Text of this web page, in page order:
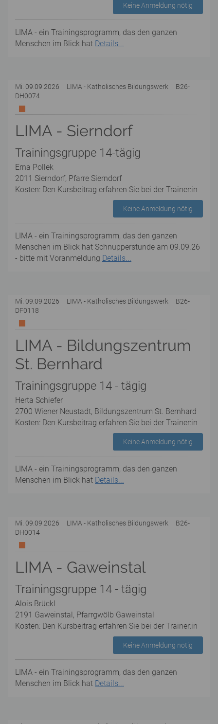
Keine Anmeldung nötig
LIMA - ein Trainingsprogramm, das den ganzen
Menschen im Blick hat Details...
Mi. 09.09.2026 | LIMA - Katholisches Bildungswerk | B26-
DH0074
LIMA - Sierndorf
Trainingsgruppe 14-tägig
Erna Pollek
2011 Sierndorf, Pfarre Sierndorf
Kosten: Den Kursbeitrag erfahren Sie bei der Trainer:in
Keine Anmeldung nötig
LIMA - ein Trainingsprogramm, das den ganzen
Menschen im Blick hat Schnupperstunde am 09.09.26
- bitte mit Voranmeldung Details...
Mi. 09.09.2026 | LIMA - Katholisches Bildungswerk | B26-
DF0118
LIMA - Bildungszentrum
St. Bernhard
Trainingsgruppe 14 - tägig
Herta Schiefer
2700 Wiener Neustadt, Bildungszentrum St. Bernhard
Kosten: Den Kursbeitrag erfahren Sie bei der Trainer:in
Keine Anmeldung nötig
LIMA - ein Trainingsprogramm, das den ganzen
Menschen im Blick hat Details...
Mi. 09.09.2026 | LIMA - Katholisches Bildungswerk | B26-
DH0014
LIMA - Gaweinstal
Trainingsgruppe 14 - tägig
Alois Brückl
2191 Gaweinstal, Pfarrgwölb Gaweinstal
Kosten: Den Kursbeitrag erfahren Sie bei der Trainer:in
Keine Anmeldung nötig
LIMA - ein Trainingsprogramm, das den ganzen
Menschen im Blick hat Details...